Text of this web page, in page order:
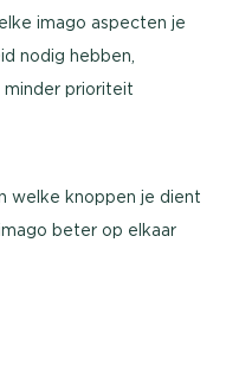
imago aspecten je
nodig hebben,
prioriteit
welke knoppen je dient
beter op elkaar